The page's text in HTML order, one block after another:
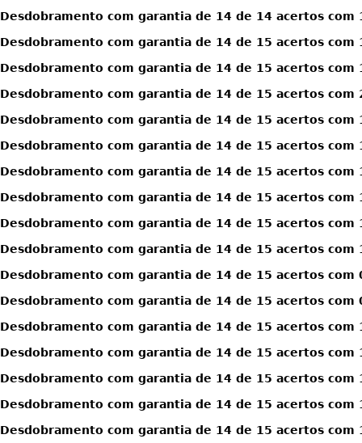
Desdobramento com garantia de 14 de 14 acertos com
Desdobramento com garantia de 14 de 15 acertos com
Desdobramento com garantia de 14 de 15 acertos com
Desdobramento com garantia de 14 de 15 acertos com
Desdobramento com garantia de 14 de 15 acertos com
Desdobramento com garantia de 14 de 15 acertos com
Desdobramento com garantia de 14 de 15 acertos com
Desdobramento com garantia de 14 de 15 acertos com
Desdobramento com garantia de 14 de 15 acertos com
Desdobramento com garantia de 14 de 15 acertos com
Desdobramento com garantia de 14 de 15 acertos com
Desdobramento com garantia de 14 de 15 acertos com
Desdobramento com garantia de 14 de 15 acertos com
Desdobramento com garantia de 14 de 15 acertos com
Desdobramento com garantia de 14 de 15 acertos com
Desdobramento com garantia de 14 de 15 acertos com
Desdobramento com garantia de 14 de 15 acertos com